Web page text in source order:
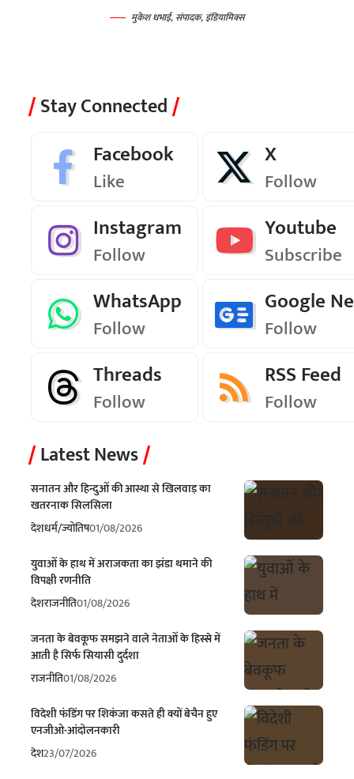
मुकेश धभाई, संपादक, इंडियामिक्स
Stay Connected
Facebook
Like
X
Follow
Instagram
Follow
Youtube
Subscribe
WhatsApp
Follow
Google
Follow
Threads
Follow
RSS Feed
Follow
Latest News
सनातन और हिन्दुओं की आस्था से खिलवाड़ का
खतरनाक सिलसिला
देशधर्म/ज्योतिष01/08/2026
युवाओं के हाथ में अराजकता का झंडा थमाने की
विपक्षी रणनीति
देशराजनीति01/08/2026
जनता के बेवकूफ समझने वाले नेताओं के हिस्से में
आती है सिर्फ सियासी दुर्दशा
राजनीति01/08/2026
विदेशी फंडिंग पर शिकंजा कसते ही क्यों बेचैन हुए
एनजीओ-आंदोलनकारी
देश23/07/2026